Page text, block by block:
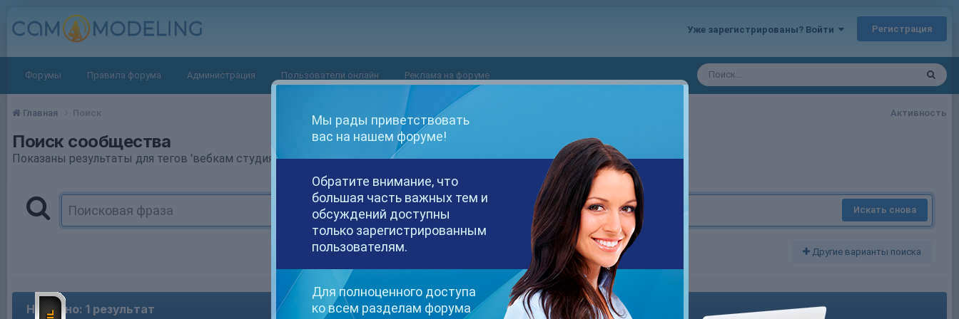
Уже зарегистрированы? Войти Регистрация
Форумы Правила форума Администрация Пользователи онлайн Реклама на форуме
Активность
Главная Поиск
Поиск сообщества
Показаны результаты для тегов 'вебкам студия'.
Искать снова
Другие варианты поиска
Найдено: 1 результат
Мы рады приветствовать
вас на нашем форуме!
Обратите внимание, что
большая часть важных тем и
обсуждений доступны
только зарегистрированным
пользователям.
Для полноценного доступа
ко всем разделам форума